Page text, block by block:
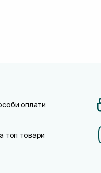
оплати
топ товари